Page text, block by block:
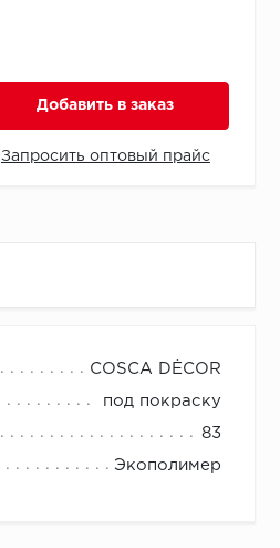
Добавить в заказ
Запросить оптовый прайс
COSCA DÉCOR
под покраску
83
Экополимер